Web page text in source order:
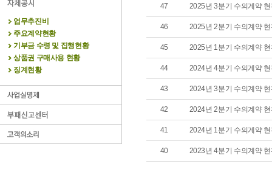
업무추진비
주요계약현황
기부금 수령 및 집행현황
상품권 구매사용 현황
징계현황
47 2025년 3분기 수의계약 현
46 2025년 2분기 수의계약 현
45 2025년 1분기 수의계약 현
44 2024년 4분기 수의계약 현
43 2024년 3분기 수의계약 현
42 2024년 2분기 수의계약 현
41 2024년 1분기 수의계약 현
40 2023년 4분기 수의계약 현